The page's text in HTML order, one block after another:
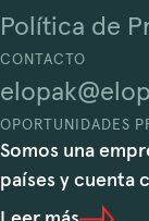
Política de
CONTACTO
OPORTUNIDADES
Somos una
países y cuenta